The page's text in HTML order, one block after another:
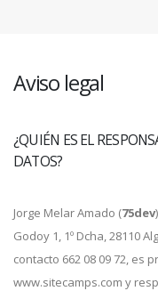
Aviso legal
¿QUIÉN ES EL
DATOS?
Jorge Melar Amado (75dev
Godoy 1, 1º Dcha, 28110
contacto 662 08 09 72, es
www.sitecamps.com y